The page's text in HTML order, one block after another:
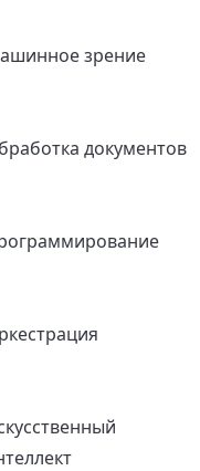
зрение
документов